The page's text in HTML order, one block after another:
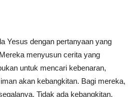
Yesus dengan pertanyaan yang
menyusun cerita yang
untuk mencari kebenaran,
akan kebangkitan. Bagi mereka,
Tidak ada kebangkitan,